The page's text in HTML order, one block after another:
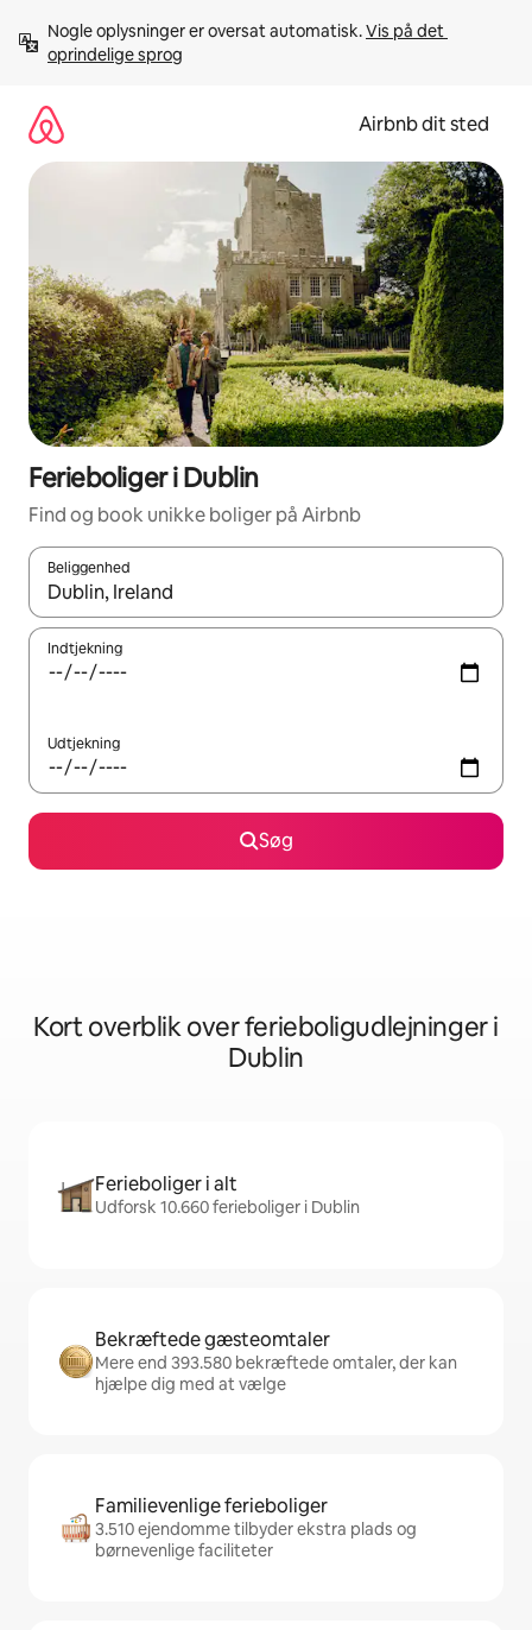
videre
Nogle oplysninger er oversat automatisk. Vis på det
oprindelige sprog
Airbnb dit sted
Ferieboliger i Dublin
Find og book unikke boliger på Airbnb
Beliggenhed
Når resultaterne er tilgængelige, skal du navigere med
Indtjekning
Udtjekning
Søg
Kort overblik over ferieboligudlejninger i
Dublin
Ferieboliger i alt
Udforsk 10.660 ferieboliger i Dublin
Bekræftede gæsteomtaler
Mere end 393.580 bekræftede omtaler, der kan
hjælpe dig med at vælge
Familievenlige ferieboliger
3.510 ejendomme tilbyder ekstra plads og
børnevenlige faciliteter